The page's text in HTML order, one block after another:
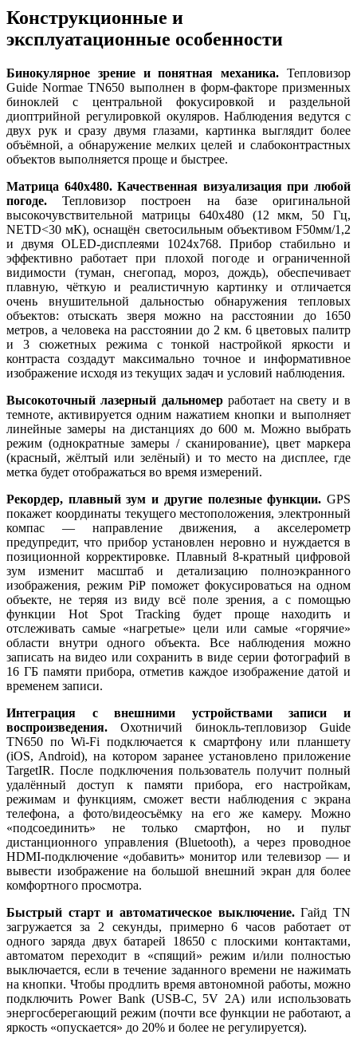
Конструкционные и
эксплуатационные особенности
Бинокулярное зрение и понятная механика. Тепловизор
Guide Normae TN650 выполнен в форм-факторе призменных
биноклей с центральной фокусировкой и раздельной
диоптрийной регулировкой окуляров. Наблюдения ведутся с
двух рук и сразу двумя глазами, картинка выглядит более
объёмной, а обнаружение мелких целей и слабоконтрастных
объектов выполняется проще и быстрее.
Матрица 640x480. Качественная визуализация при любой
погоде. Тепловизор построен на базе оригинальной
высокочувствительной матрицы 640x480 (12 мкм, 50 Гц,
NETD<30 мК), оснащён светосильным объективом F50мм/1,2
и двумя OLED-дисплеями 1024x768. Прибор стабильно и
эффективно работает при плохой погоде и ограниченной
видимости (туман, снегопад, мороз, дождь), обеспечивает
плавную, чёткую и реалистичную картинку и отличается
очень внушительной дальностью обнаружения тепловых
объектов: отыскать зверя можно на расстоянии до 1650
метров, а человека на расстоянии до 2 км. 6 цветовых палитр
и 3 сюжетных режима с тонкой настройкой яркости и
контраста создадут максимально точное и информативное
изображение исходя из текущих задач и условий наблюдения.
Высокоточный лазерный дальномерработает на свету и в
темноте, активируется одним нажатием кнопки и выполняет
линейные замеры на дистанциях до 600 м. Можно выбрать
режим (однократные замеры / сканирование), цвет маркера
(красный, жёлтый или зелёный) и то место на дисплее, где
метка будет отображаться во время измерений.
Рекордер, плавный зум и другие полезные функции. GPS
покажет координаты текущего местоположения, электронный
компас — направление движения, а акселерометр
предупредит, что прибор установлен неровно и нуждается в
позиционной корректировке. Плавный 8-кратный цифровой
зум изменит масштаб и детализацию полноэкранного
изображения, режим PiP поможет фокусироваться на одном
объекте, не теряя из виду всё поле зрения, а с помощью
функции Hot Spot Tracking будет проще находить и
отслеживать самые «нагретые» цели или самые «горячие»
области внутри одного объекта. Все наблюдения можно
записать на видео или сохранить в виде серии фотографий в
16 ГБ памяти прибора, отметив каждое изображение датой и
временем записи.
Интеграция с внешними устройствами записи и
воспроизведения. Охотничий бинокль-тепловизор Guide
TN650 по Wi-Fi подключается к смартфону или планшету
(iOS, Android), на котором заранее установлено приложение
TargetIR. После подключения пользователь получит полный
удалённый доступ к памяти прибора, его настройкам,
режимам и функциям, сможет вести наблюдения с экрана
телефона, а фото/видеосъёмку на его же камеру. Можно
«подсоединить» не только смартфон, но и пульт
дистанционного управления (Bluetooth), а через проводное
HDMI-подключение «добавить» монитор или телевизор — и
вывести изображение на большой внешний экран для более
комфортного просмотра.
Быстрый старт и автоматическое выключение.Гайд TN
загружается за 2 секунды, примерно 6 часов работает от
одного заряда двух батарей 18650 с плоскими контактами,
автоматом переходит в «спящий» режим и/или полностью
выключается, если в течение заданного времени не нажимать
на кнопки. Чтобы продлить время автономной работы, можно
подключить Power Bank (USB-C, 5V 2A) или использовать
энергосберегающий режим (почти все функции не работают, а
яркость «опускается» до 20% и более не регулируется).